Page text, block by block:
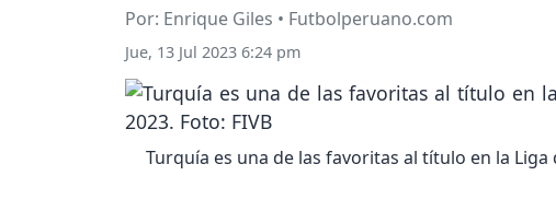
Por: Enrique Giles • Futbolperuano.com
Jue, 13 Jul 2023 6:24 pm
Turquía es una de las favoritas al título en la